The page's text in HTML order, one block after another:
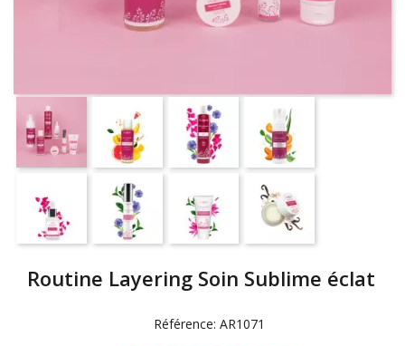
Routine Layering Soin Sublime éclat
Référence: AR1071